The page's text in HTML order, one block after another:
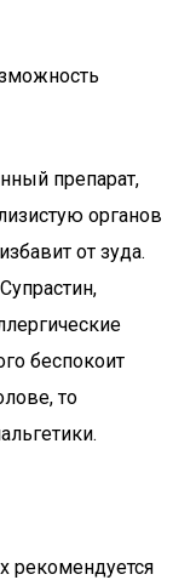
препарат,
органов
от зуда.
беспокоит
то
рекомендуется